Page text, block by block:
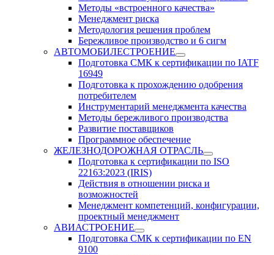
Методы «встроенного качества»
Менеджмент риска
Методология решения проблем
Бережливое производство и 6 сигм
АВТОМОБИЛЕСТРОЕНИЕ
Подготовка СМК к сертификации по IATF
16949
Подготовка к прохождению одобрения
потребителем
Инструментарий менеджмента качества
Методы бережливого производства
Развитие поставщиков
Программное обеспечение
ЖЕЛЕЗНОДОРОЖНАЯ ОТРАСЛЬ
Подготовка к сертификации по ISO
22163:2023 (IRIS)
Действия в отношении риска и
возможностей
Менеджмент компетенций, конфигурации,
проектный менеджмент
АВИАСТРОЕНИЕ
Подготовка СМК к сертификации по EN
9100